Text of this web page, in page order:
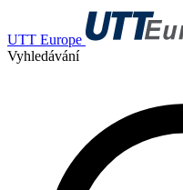
UTT Europe
Vyhledávání